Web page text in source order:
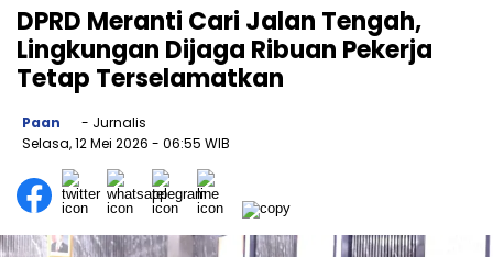
DPRD Meranti Cari Jalan Tengah,
Lingkungan Dijaga Ribuan Pekerja
Tetap Terselamatkan
Paan
- Jurnalis
Selasa, 12 Mei 2026 - 06:55 WIB